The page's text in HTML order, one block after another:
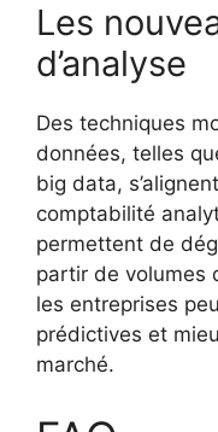
Les
d’analyse
Des techniques
données, telles
big data,
comptabilité
permettent de
partir de volumes
les entreprises
prédictives et
marché.